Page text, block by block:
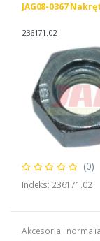
JAG08-0367
236171.02
(0)
Indeks: 236171.02
Akcesoria i normalia